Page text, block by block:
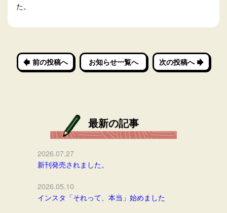
た。
前の投稿へ お知らせ一覧へ 次の投稿へ
最新の記事
2026.07.27
新刊発売されました。
2026.05.10
インスタ「それって、本当」始めました